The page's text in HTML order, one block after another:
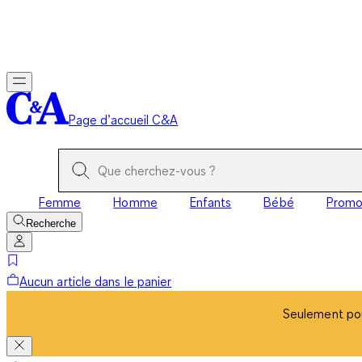
Page d’accueil C&A
Femme Homme Enfants Bébé Promo
Recherche
Aucun article dans le panier
Seulement